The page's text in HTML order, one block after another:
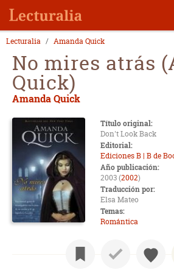
Lecturalia Amanda Quick
No mires atrás
Quick)
Amanda Quick
Título original:
Don't Look Back
Editorial:
Ediciones B | B de
Año publicación:
2003 (2002)
Traducción por:
Elsa Mateo
Temas:
Romántica